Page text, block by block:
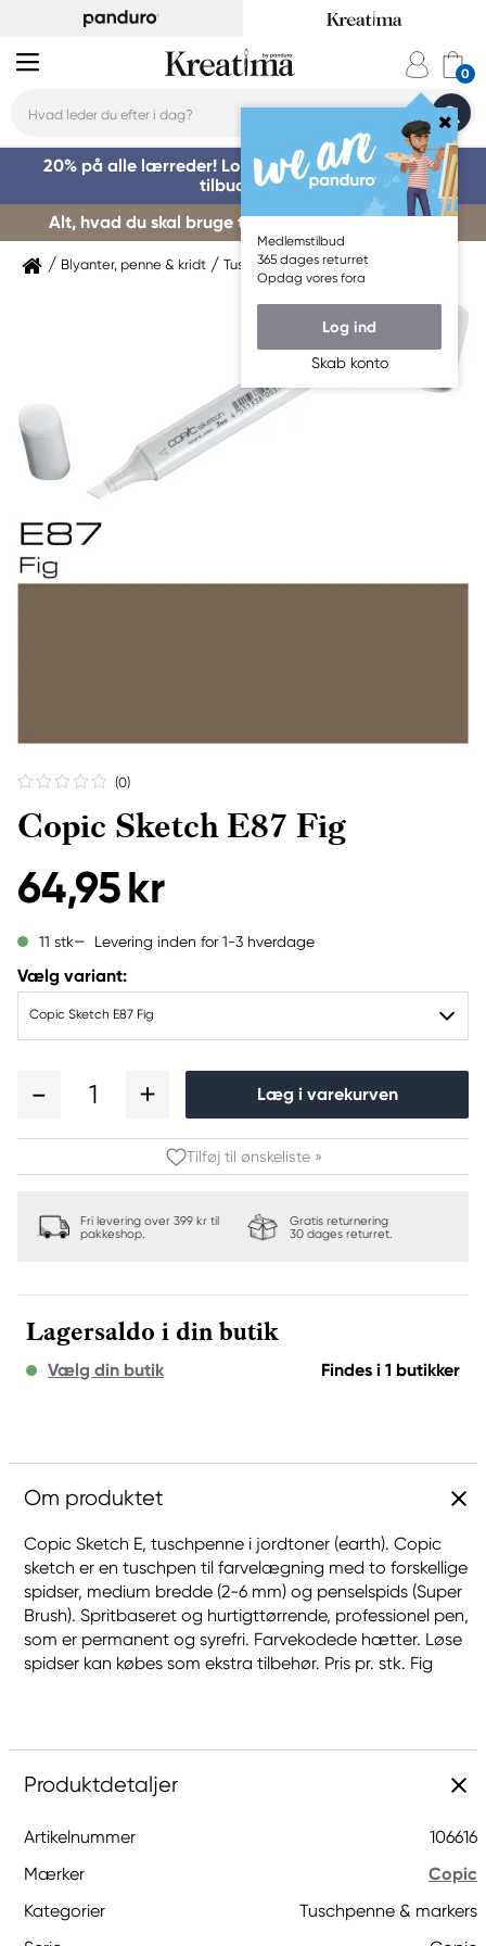
Medlemstilbud
365 dages returret
Opdag vores fora
Log ind
Skab konto
20% på alle lærreder! Log på for at benytte dig af
tilbuddet »
Alt, hvad du skal bruge til kursusstart – køb her »
Blyanter, penne & kridt Tuschpenne & markers
(0)
Copic Sketch E87 Fig
64,95 kr
11 stk Levering inden for 1-3 hverdage
Vælg variant:
Copic Sketch E87 Fig
1 Læg i varekurven
Tilføj til ønskeliste »
Fri levering over 399 kr til
pakkeshop.
Gratis returnering
30 dages returret.
Lagersaldo i din butik
Vælg din butik Findes i 1 butikker
Om produktet
Copic Sketch E, tuschpenne i jordtoner (earth). Copic
sketch er en tuschpen til farvelægning med to forskellige
spidser, medium bredde (2-6 mm) og penselspids (Super
Brush). Spritbaseret og hurtigttørrende, professionel pen,
som er permanent og syrefri. Farvekodede hætter. Løse
spidser kan købes som ekstra tilbehør. Pris pr. stk. Fig
Produktdetaljer
Artikelnummer
106616
Mærker
Copic
Kategorier
Tuschpenne & markers